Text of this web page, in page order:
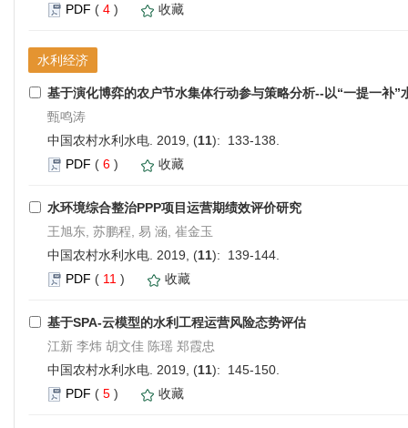
PDF ( 4 ) 收藏
水利经济
基于演化博弈的农户节水集体行动参与策略分析--以“一提一补”
甄鸣涛
中国农村水利水电. 2019, (11): 133-138.
PDF ( 6 ) 收藏
水环境综合整治PPP项目运营期绩效评价研究
王旭东, 苏鹏程, 易 涵, 崔金玉
中国农村水利水电. 2019, (11): 139-144.
PDF ( 11 ) 收藏
基于SPA-云模型的水利工程运营风险态势评估
江新 李炜 胡文佳 陈瑶 郑霞忠
中国农村水利水电. 2019, (11): 145-150.
PDF ( 5 ) 收藏